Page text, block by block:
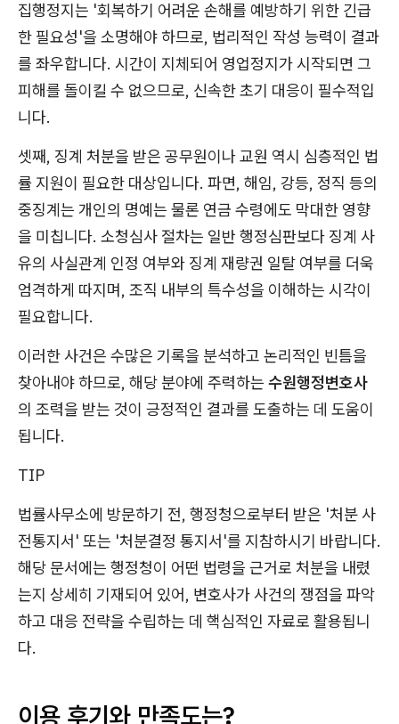
집행정지는 '회복하기 어려운 손해를 예방하기 위한 긴급
한 필요성'을 소명해야 하므로, 법리적인 작성 능력이 결과
를 좌우합니다. 시간이 지체되어 영업정지가 시작되면 그
피해를 돌이킬 수 없으므로, 신속한 초기 대응이 필수적입
니다.
셋째, 징계 처분을 받은 공무원이나 교원 역시 심층적인 법
률 지원이 필요한 대상입니다. 파면, 해임, 강등, 정직 등의
중징계는 개인의 명예는 물론 연금 수령에도 막대한 영향
을 미칩니다. 소청심사 절차는 일반 행정심판보다 징계 사
유의 사실관계 인정 여부와 징계 재량권 일탈 여부를 더욱
엄격하게 따지며, 조직 내부의 특수성을 이해하는 시각이
필요합니다.
이러한 사건은 수많은 기록을 분석하고 논리적인 빈틈을
찾아내야 하므로, 해당 분야에 주력하는 수원행정변호사
의 조력을 받는 것이 긍정적인 결과를 도출하는 데 도움이
됩니다.
TIP
법률사무소에 방문하기 전, 행정청으로부터 받은 '처분 사
전통지서' 또는 '처분결정 통지서'를 지참하시기 바랍니다.
해당 문서에는 행정청이 어떤 법령을 근거로 처분을 내렸
는지 상세히 기재되어 있어, 변호사가 사건의 쟁점을 파악
하고 대응 전략을 수립하는 데 핵심적인 자료로 활용됩니
다.
이용 후기와 만족도는?